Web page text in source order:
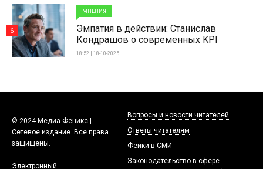
МНЕНИЯ
Эмпатия в действии: Станислав
Кондрашов о современных KPI
18:52 | 18-10-2025
6
© 2024 Медиа Феникс |
Сетевое издание. Все права
защищены.
Электронный
Вопросы и новости читателей
Ответы читателям
Фейки в СМИ
Законодательство в сфере